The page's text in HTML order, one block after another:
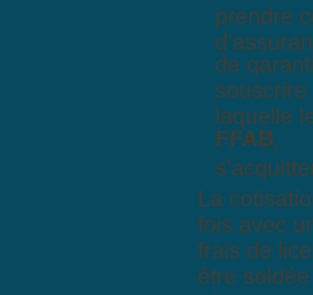
prendre
de
laquelle
FFAB
La
fois avec
frais de
être